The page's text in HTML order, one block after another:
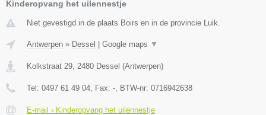
Kinderopvang het uilennestje
Niet gevestigd in de plaats Boirs en in de provincie Luik.
Antwerpen » Dessel Google maps ▼
Kolkstraat 29 2480 Dessel (Antwerpen)
Tel: 0497 61 49 04 , Fax: - , BTW-nr: 0716942638
E-mail › Kinderopvang het uilennestje